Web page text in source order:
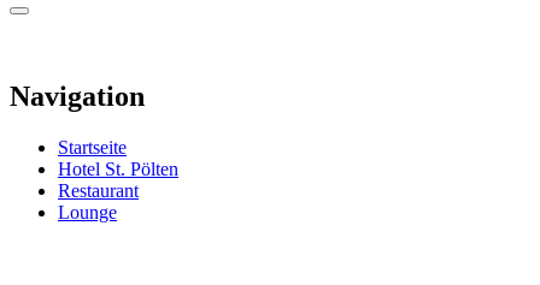
Navigation
Startseite
Hotel St. Pölten
Restaurant
Lounge